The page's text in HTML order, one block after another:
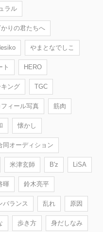
ラル
りの君たちへ
やまとなでしこ
ト HERO
ング TGC
フィール写真 筋肉
懐かし
同オーディション
米津玄師 B'z LiSA
暉 鈴木亮平
バランス 乱れ 原因
歩き方 身だしなみ